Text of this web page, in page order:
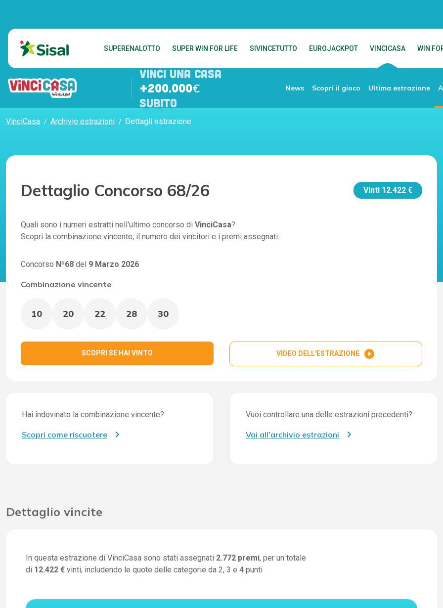
SUPERENALOTTO SUPER WIN FOR LIFE SIVINCETUTTO EUROJACKPOT VINCICASA WIN
VINCI UNA CASA
+200.000€
SUBITO
News Scopri il gioco Ultima estrazione
VinciCasa Archivio estrazioni Dettagli estrazione
Dettaglio Concorso 68/26 Vinti 12.422 €
Quali sono i numeri estratti nell'ultimo concorso di VinciCasa?
Scopri la combinazione vincente, il numero dei vincitori e i premi assegnati.
Concorso Nº68 del 9 Marzo 2026
Combinazione vincente
10 20 22 28 30
SCOPRI SE HAI VINTO VIDEO DELL'ESTRAZIONE play_circle_filled
Hai indovinato la combinazione vincente?
Scopri come riscuotere
Vuoi controllare una delle estrazioni precedenti?
Vai all'archivio estrazioni
Dettaglio vincite
In questa estrazione di VinciCasa sono stati assegnati 2.772 premi, per un totale
di 12.422 € vinti, includendo le quote delle categorie da 2, 3 e 4 punti